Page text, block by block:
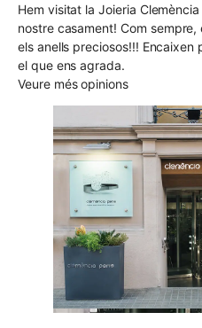
Hem visitat la Joieria
nostre casament! Com
els anells preciosos!!!
el que ens agrada.
Veure més opinions